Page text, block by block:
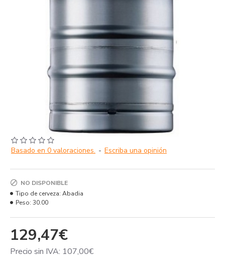
Basado en 0 valoraciones. - Escriba una opinión
129,47€
Precio sin IVA: 107,00€
NO DISPONIBLE
Tipo de cerveza: Abadia
Peso: 30.00